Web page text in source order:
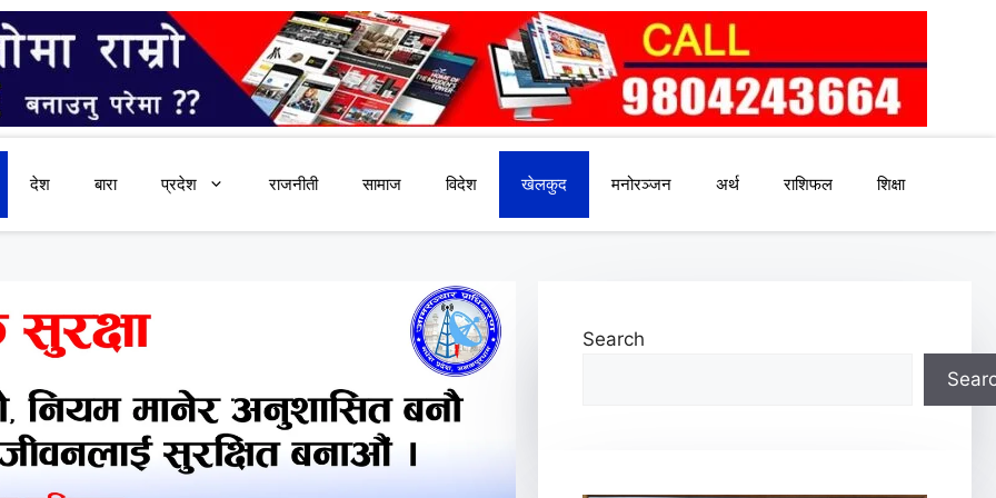
देश बारा प्रदेश राजनीती सामाज विदेश खेलकुद मनोरञ्जन अर्थ राशिफल शिक्षा
Search